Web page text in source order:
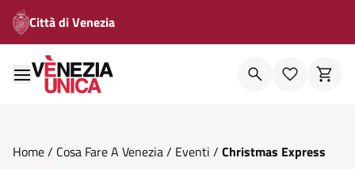
Città di Venezia
Home/ Cosa Fare A Venezia/ Eventi / Christmas Express